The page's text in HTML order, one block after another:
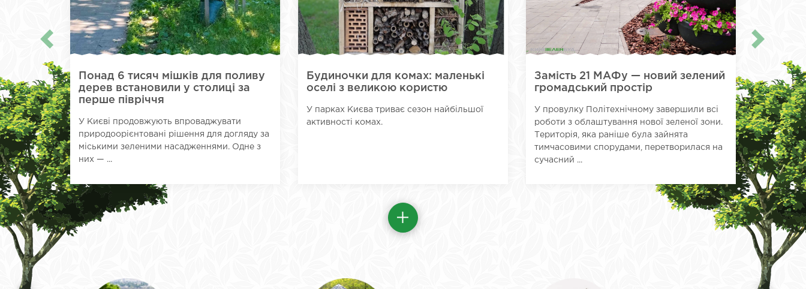
Понад 6 тисяч мішків для поливу
дерев встановили у столиці за
перше півріччя
У Києві продовжують впроваджувати
природоорієнтовані рішення для догляду за
міськими зеленими насадженнями. Одне з
них — ...
Будиночки для комах: маленькі
оселі з великою користю
У парках Києва триває сезон найбільшої
активності комах.
Замість 21 МАФу — новий зелений
громадський простір
У провулку Політехнічному завершили всі
роботи з облаштування нової зеленої зони.
Територія, яка раніше була зайнята
тимчасовими спорудами, перетворилася на
сучасний ...
Кияни
місто
сучасний